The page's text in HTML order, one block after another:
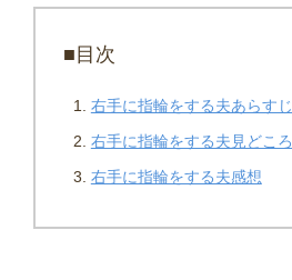
■目次
右手に指輪をする夫あらすじ
右手に指輪をする夫見どころ
右手に指輪をする夫感想